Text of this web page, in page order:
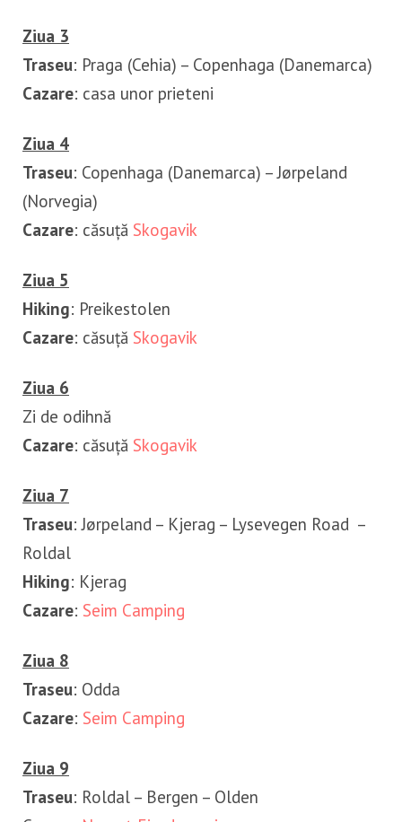
Ziua 3
Traseu: Praga (Cehia) – Copenhaga (Danemarca)
Cazare: casa unor prieteni
Ziua 4
Traseu: Copenhaga (Danemarca) – Jørpeland
(Norvegia)
Cazare: căsuță Skogavik
Ziua 5
Hiking: Preikestolen
Cazare: căsuță Skogavik
Ziua 6
Zi de odihnă
Cazare: căsuță Skogavik
Ziua 7
Traseu: Jørpeland – Kjerag – Lysevegen Road –
Roldal
Hiking: Kjerag
Cazare: Seim Camping
Ziua 8
Traseu: Odda
Cazare: Seim Camping
Ziua 9
Traseu: Roldal – Bergen – Olden